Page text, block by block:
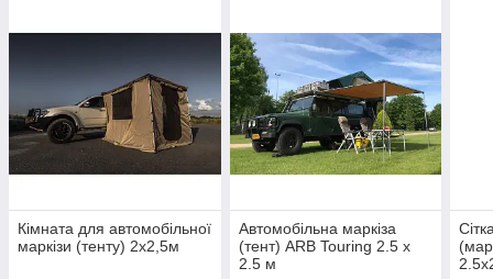
Кімната для автомобільної
маркізи (тенту) 2х2,5м
Автомобільна маркіза
(тент) ARB Touring 2.5 х
2.5 м